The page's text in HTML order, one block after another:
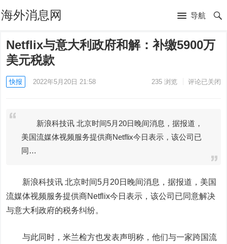
海外消息网 导航
Netflix与意大利政府和解：补缴5900万
美元税款
快报 2022年5月20日 21:58 235浏览 评论已关闭
新浪科技讯 北京时间5月20日晚间消息，据报道，
美国流媒体视频服务提供商Netflix今日表示，该公司已
同…
新浪科技讯 北京时间5月20日晚间消息，据报道，美国
流媒体视频服务提供商Netflix今日表示，该公司已同意解决
与意大利政府的税务纠纷。
与此同时，米兰检方也发表声明称，他们与一家跨国流